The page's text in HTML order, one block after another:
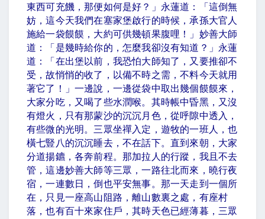
東西可充饑，那便如何是好？」永蓮道：「這倒無
妨，這今天我們在塞家堡啟行的時候，承孫大官人
施給一袋饃饃，大約可供幾頓果腹哩！」妙善大師
道：「是幾時給你的，怎麼我卻沒有知道？」永蓮
道：「在出堡以前，我恐怕大師知了，又要推卻不
受，故悄悄的收了，以備不時之需，不料今天就用
著它了！」一邊說，一邊從袋中取出幾個饃饃來，
大家分吃，又喝了些水潤喉。其時帳中昏黑，又沒
有燈火，只有那蒙沙的沉沉月色，從呼隙中透入，
有些微的光明。三眾坐禪入定，遊牧的一班人，也
橫七豎八的沉沉睡去，不在話下。直到來朝，大家
分道揚鑣，各奔前程。那加拉人的行蹤，我且不去
管，這邊妙善大師等三眾，一路往北而來，曉行夜
宿，一連數日，倒也平安無事。那一天走到一個所
在，只見一座高山阻路，離山數裏之處，有座村
落，也有百十來家住戶，其時天色已經薄暮，三眾